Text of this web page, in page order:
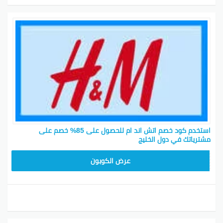
كود خصم اتش اند ام مصر
فريق تصميم H&M الموهوب قدم عروض مغرية عالملابس
والأحذية لكل أفراد العيلة! جدد خزانتك مع أحدث أزياء اتش
آند إم بخصومات تصل لـ 70% بحلول الجمعة السوداء، اللي
حتكون حوالي 27 يوليو 2026. إذا كنت تدور على شيء
يناسب السهرات أو بس تبي حاجة للاسترخاء، فنحن جلبنا لك
أفضل العروض والنصائح هنا!
لتحقيق أقصى استفادة من يوم الجمعة الأسود الجاي، ركز
على ما تريد واحتفظ بقائمة تسوق لتتفادى الضغط أو تفوت
ما يخلصوا!
استخدم كود خصم اتش اند ام للحصول على 85% خصم على
مشترياتك في دول الخليج
عرض الكوبون